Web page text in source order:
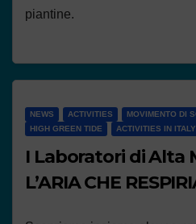
piantine.
NEWS ACTIVITIES
MOVIMENTO DI
HIGH GREEN TIDE
ACTIVITIES IN ITALY
I Laboratori di Alta
L’ARIA CHE